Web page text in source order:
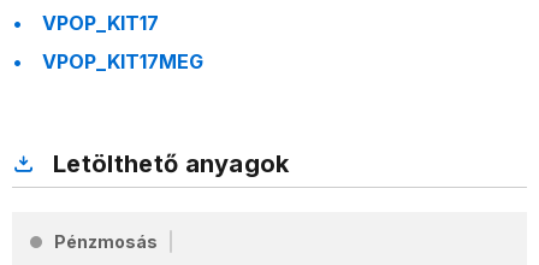
VPOP_KIT17
VPOP_KIT17MEG
Letölthető anyagok
Pénzmosás